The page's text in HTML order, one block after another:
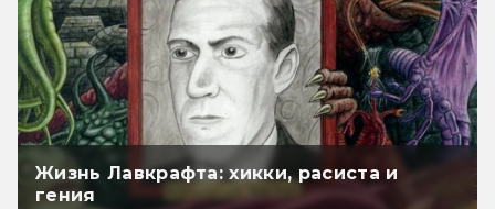
Жизнь Лавкрафта: хикки, расиста и
гения